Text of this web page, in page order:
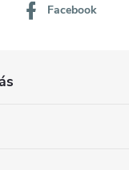
Facebook